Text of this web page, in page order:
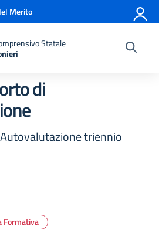
Merito
Statale
di
triennio
Formativa